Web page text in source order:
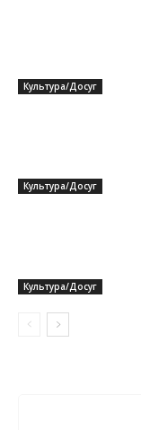
Культура/Досуг
Культура/Досуг
Культура/Досуг